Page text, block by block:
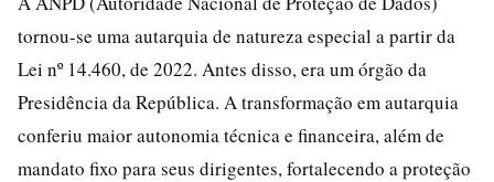
tornou-se uma autarquia de natureza especial a partir da
Lei nº 14.460, de 2022. Antes disso, era um órgão da
Presidência da República. A transformação em autarquia
conferiu maior autonomia técnica e financeira, além de
mandato fixo para seus dirigentes, fortalecendo a proteção